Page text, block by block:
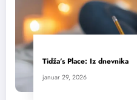
Tidža’s Place: Iz dnevnika
januar 29, 2026